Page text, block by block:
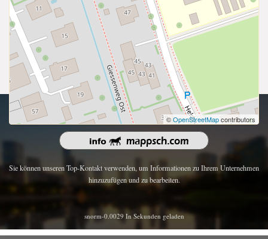
©OpenStreetMapcontributors
Urheberrecht 2026 | Alle Rechte vorbehalten.
Sie können unseren Top-Kontakt verwenden, um Informationen zu Ihrem Unternehmen
hinzuzufügen und zu bearbeiten.
snorm-0.0029 In Sekunden geladen